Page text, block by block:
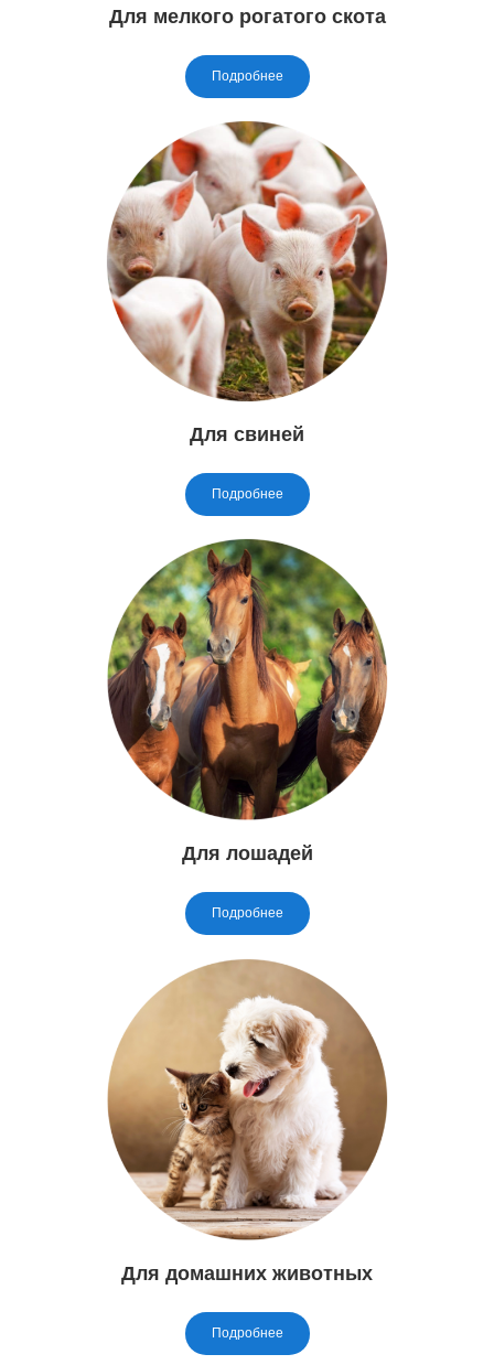
Для мелкого рогатого скота
Подробнее
Для свиней
Подробнее
Для лошадей
Подробнее
Для домашних животных
Подробнее